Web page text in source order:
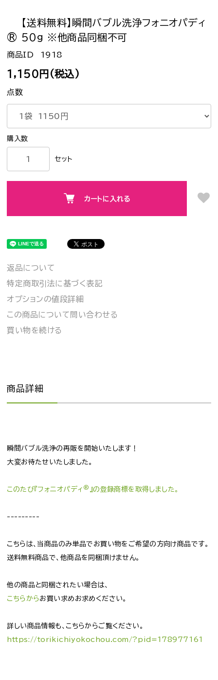
【送料無料】瞬間バブル洗浄フォニオパディ
® 50g ※他商品同梱不可
1918
1,150円(税込)
点数
セット
カートに入れる
返品について
特定商取引法に基づく表記
オプションの値段詳細
この商品について問い合わせる
買い物を続ける
商品詳細
瞬間バブル洗浄の再販を開始いたします！
大変お待たせいたしました。
このたび『フォニオパディ ® 』の登録商標を取得しました。
---------
こちらは、当商品のみ単品でお買い物をご希望の方向け商品です。
送料無料商品で、他商品を同梱頂けません。
他の商品と同梱されたい場合は、
こちらからお買い求めお求めください。
詳しい商品情報も、こちらからご覧ください。
https://torikichiyokochou.com/?pid=178977161